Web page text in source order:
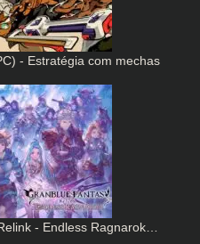
- Estratégia com mechas
- Endless Ragnarok…